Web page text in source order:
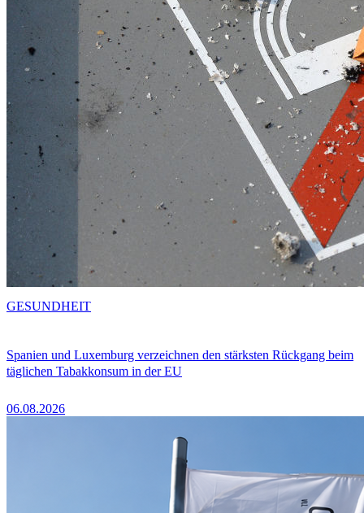
Spanien und Luxemburg verzeichnen den stärksten Rückgang beim
täglichen Tabakkonsum in der EU
06.08.2026
GESUNDHEIT